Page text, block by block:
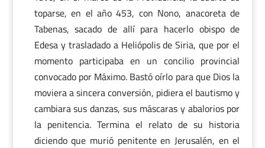
toparse, en el año 453, con Nono, anacoreta de
Tabenas, sacado de allí para hacerlo obispo de
Edesa y trasladado a Heliópolis de Siria, que por el
momento participaba en un concilio provincial
convocado por Máximo. Bastó oírlo para que Dios la
moviera a sincera conversión, pidiera el bautismo y
cambiara sus danzas, sus máscaras y abalorios por
la penitencia. Termina el relato de su historia
diciendo que murió penitente en Jerusalén, en el